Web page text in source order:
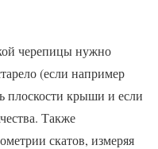
черепицы нужно
(если например
плоскости крыши и если
Также
скатов, измеряя